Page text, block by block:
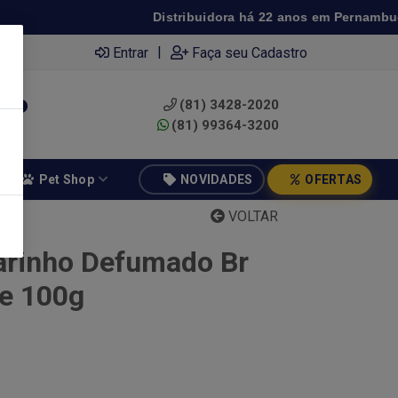
Distribuidora há 22 anos em
Entrar | Faça seu Cadastro
(81) 3428-2020
(81) 99364-3200
Pet Shop NOVIDADES OFERTAS
VOLTAR
Defumado Br
100g